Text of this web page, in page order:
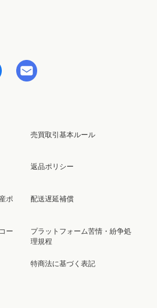
ポ
ー
売買取引基本ルール
返品ポリシー
配送遅延補償
プラットフォーム苦情・紛争処
理規程
特商法に基づく表記